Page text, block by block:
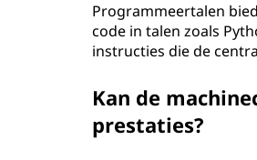
Programmeertalen
code in talen zoals
instructies die de
Kan de
prestaties?